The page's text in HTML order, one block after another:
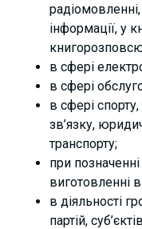
інформації, у
в сфері
в сфері
в сфері
зв’язку,
транспорту;
при
виготовленні
в діяльності
партій,